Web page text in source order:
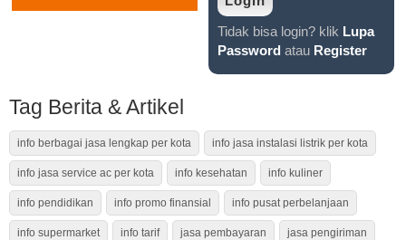
Tidak bisa login? klik Lupa
Password atau Register
Tag Berita & Artikel
info berbagai jasa lengkap per kota info jasa instalasi listrik per kota
info jasa service ac per kota info kesehatan info kuliner
info pendidikan info promo finansial info pusat perbelanjaan
info supermarket info tarif jasa pembayaran jasa pengiriman